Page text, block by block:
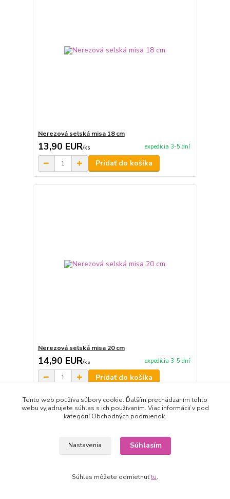
Nerezová selská misa 18 cm
13,90 EUR/ks expedícia 3-5 dní
Pridať do košíka
Nerezová selská misa 20 cm
14,90 EUR/ks expedícia 3-5 dní
Pridať do košíka
Novinka
Tento web používa súbory cookie. Ďalším prechádzaním tohto
webu vyjadrujete súhlas s ich používaním. Viac informácií v pod
kategórií Obchodných podmienok.
Nastavenia Súhlasím
Súhlas môžete odmietnuťtu.